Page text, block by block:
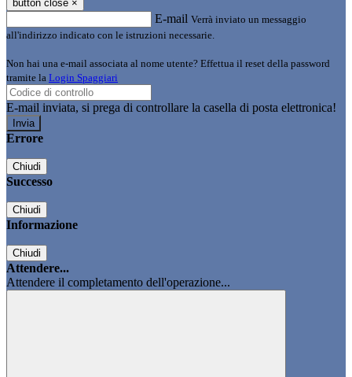
button close ×
E-mail Verrà inviato un messaggio
all'indirizzo indicato con le istruzioni necessarie.
Non hai una e-mail associata al nome utente? Effettua il reset della password
tramite la Login Spaggiari
E-mail inviata, si prega di controllare la casella di posta elettronica!
Errore
Chiudi
Successo
Chiudi
Informazione
Chiudi
Attendere...
Attendere il completamento dell'operazione...